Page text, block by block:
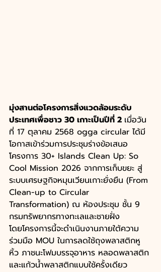
มุ่งสานต่อโครงการสิ่งแวดล้อมระดับ
ประเทศเพื่อชาว 30 เกาะเป็นปีที่ 2 เมื่อวัน
ที่ 17 ตุลาคม 2568 ogga circular ได้มี
โอกาสเข้าร่วมการประชุมร่างข้อเสนอ
โครงการ 30+ Islands Clean Up: So
Cool Mission 2026 จากการเก็บขยะ สู่
ระบบเศรษฐกิจหมุนเวียนเกาะยั่งยืน (From
Clean-up to Circular
Transformation) ณ ห้องประชุม ชั้น 9
กรมทรัพยากรทางทะเลและชายฝั่ง
โดยโครงการนี้จะดำเนินงานภายใต้ความ
ร่วมมือ MOU ในการลดใช้ถุงพลาสติกหู
หิ้ว ภาชนะโฟมบรรจุอาหาร หลอดพลาสติก
และแก้วน้ำพลาสติกแบบใช้ครั้งเดียว